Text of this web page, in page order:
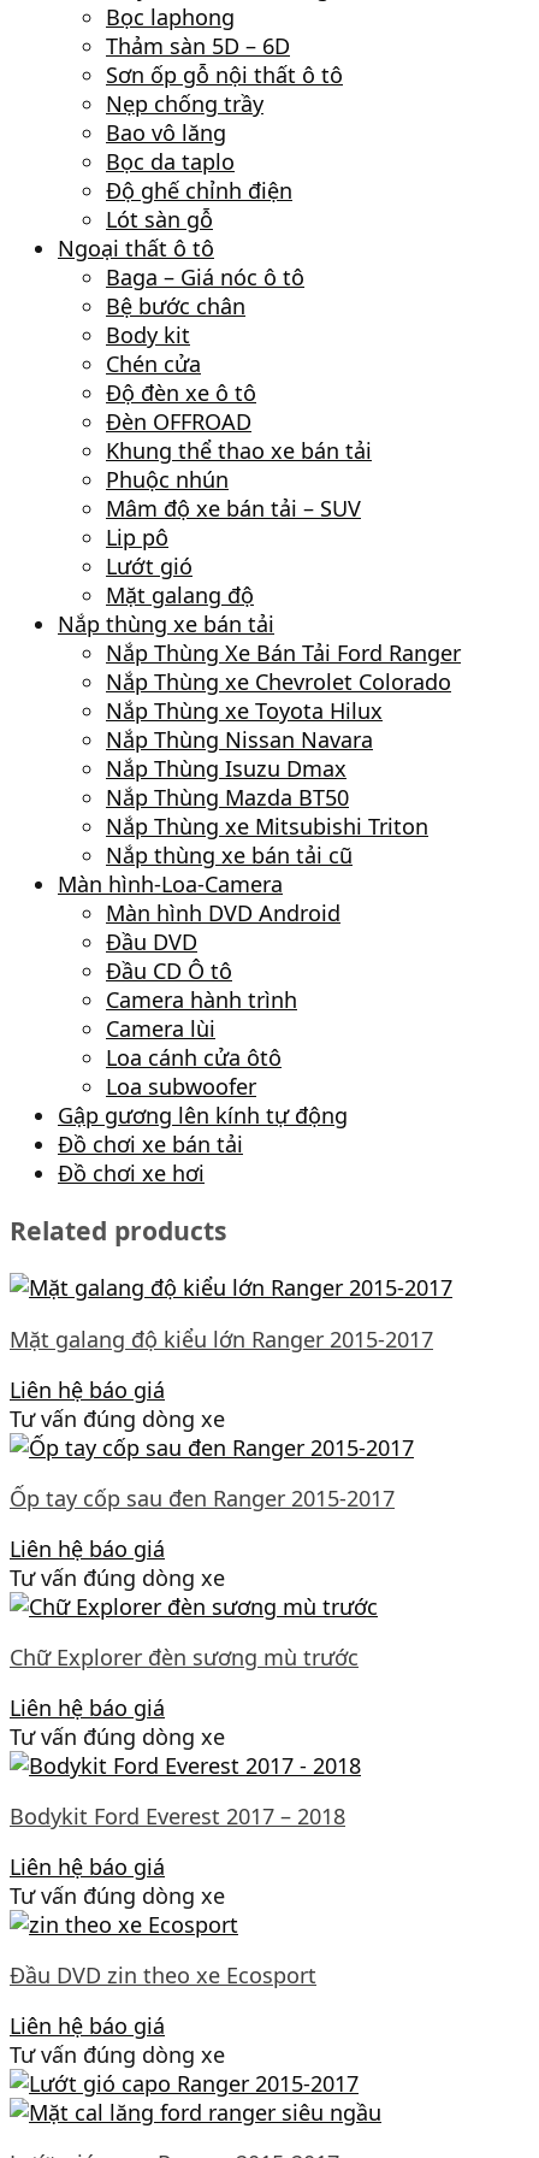
Bọc laphong
Thảm sàn 5D – 6D
Sơn ốp gỗ nội thất ô tô
Nẹp chống trầy
Bao vô lăng
Bọc da taplo
Độ ghế chỉnh điện
Lót sàn gỗ
Ngoại thất ô tô
Baga – Giá nóc ô tô
Bệ bước chân
Body kit
Chén cửa
Độ đèn xe ô tô
Đèn OFFROAD
Khung thể thao xe bán tải
Phuộc nhún
Mâm độ xe bán tải – SUV
Lip pô
Lướt gió
Mặt galang độ
Nắp thùng xe bán tải
Nắp Thùng Xe Bán Tải Ford Ranger
Nắp Thùng xe Chevrolet Colorado
Nắp Thùng xe Toyota Hilux
Nắp Thùng Nissan Navara
Nắp Thùng Isuzu Dmax
Nắp Thùng Mazda BT50
Nắp Thùng xe Mitsubishi Triton
Nắp thùng xe bán tải cũ
Màn hình-Loa-Camera
Màn hình DVD Android
Đầu DVD
Đầu CD Ô tô
Camera hành trình
Camera lùi
Loa cánh cửa ôtô
Loa subwoofer
Gập gương lên kính tự động
Đồ chơi xe bán tải
Đồ chơi xe hơi
Related products
Mặt galang độ kiểu lớn Ranger 2015-2017
Liên hệ báo giá
Tư vấn đúng dòng xe
Ốp tay cốp sau đen Ranger 2015-2017
Liên hệ báo giá
Tư vấn đúng dòng xe
Chữ Explorer đèn sương mù trước
Liên hệ báo giá
Tư vấn đúng dòng xe
Bodykit Ford Everest 2017 – 2018
Liên hệ báo giá
Tư vấn đúng dòng xe
Đầu DVD zin theo xe Ecosport
Liên hệ báo giá
Tư vấn đúng dòng xe